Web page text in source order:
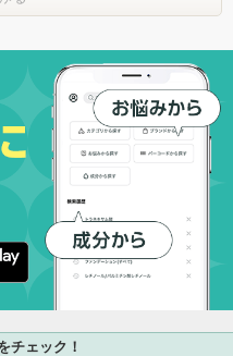
チェック！